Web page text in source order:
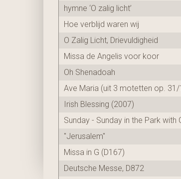
hymne ‘O zalig licht’
Hoe verblijd waren wij
O Zalig Licht, Drievuldigheid
Missa de Angelis voor koor
Oh Shenadoah
Ave Maria (uit 3 motetten op. 31/
Irish Blessing (2007)
Sunday - Sunday in the Park with
"Jerusalem"
Missa in G (D167)
Deutsche Messe, D872